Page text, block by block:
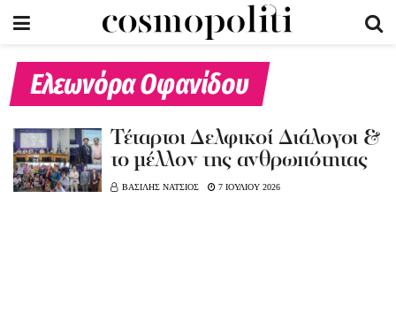
Ελεωνόρα Οφανίδου
Τέταρτοι Δελφικοί Διάλογοι &
το μέλλον της ανθρωπότητας
ΒΑΣΙΛΗΣ ΝΑΤΣΙΟΣ 7 ΙΟΥΛΙΟΥ 2026